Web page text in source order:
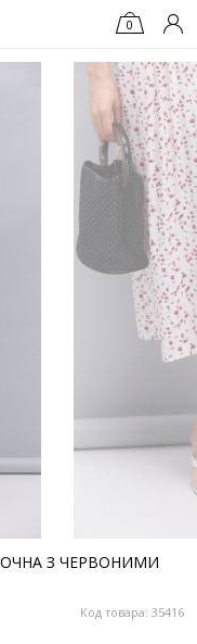
0
З ЧЕРВОНИМИ
Код товара: 35416